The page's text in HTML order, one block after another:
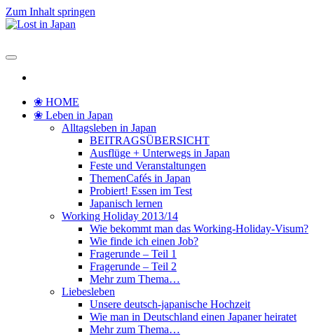
Zum Inhalt springen
❀ HOME
❀ Leben in Japan
Alltagsleben in Japan
BEITRAGSÜBERSICHT
Ausflüge + Unterwegs in Japan
Feste und Veranstaltungen
ThemenCafés in Japan
Probiert! Essen im Test
Japanisch lernen
Working Holiday 2013/14
Wie bekommt man das Working-Holiday-Visum?
Wie finde ich einen Job?
Fragerunde – Teil 1
Fragerunde – Teil 2
Mehr zum Thema…
Liebesleben
Unsere deutsch-japanische Hochzeit
Wie man in Deutschland einen Japaner heiratet
Mehr zum Thema…